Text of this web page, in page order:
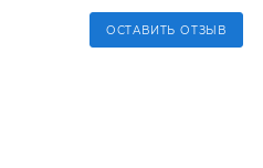
ОСТАВИТЬ ОТЗЫВ